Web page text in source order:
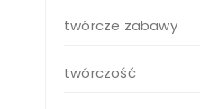
twórcze zabawy
twórczość